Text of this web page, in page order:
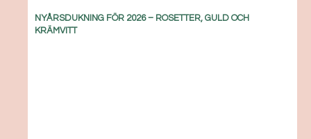
NYÅRSDUKNING FÖR 2026 – ROSETTER, GULD OCH
KRÄMVITT